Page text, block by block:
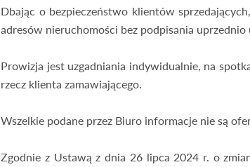
Dbając o bezpieczeństwo klientów
adresów nieruchomości bez podpisania
Prowizja jest uzgadniania indywidualnie, na
rzecz klienta zamawiającego.
Wszelkie podane przez Biuro informacje nie są
Zgodnie z Ustawą z dnia 26 lipca 2024 r. o